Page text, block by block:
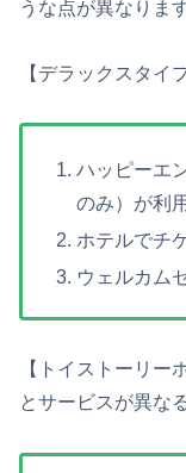
うな点が異なります
【デラックスタイ
ハッピーエ
のみ）が利
ホテルでチ
ウェルカム
【トイストーリー
とサービスが異な